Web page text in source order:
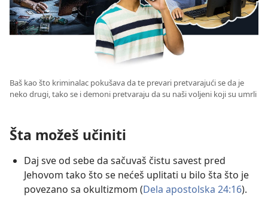
Baš kao što kriminalac pokušava da te prevari pretvarajući se da je
neko drugi, tako se i demoni pretvaraju da su naši voljeni koji su umrli
Šta možeš učiniti
Daj sve od sebe da sačuvaš čistu savest pred
Jehovom tako što se nećeš uplitati u bilo šta što je
povezano sa okultizmom (Dela apostolska 24:16).